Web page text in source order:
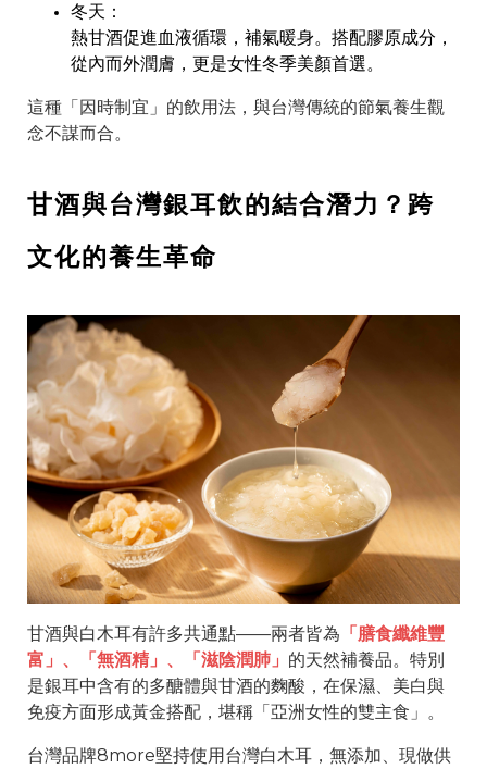
冬天：
熱甘酒促進血液循環，補氣暖身。搭配膠原成分，
從內而外潤膚，更是女性冬季美顏首選。
這種「因時制宜」的飲用法，與台灣傳統的節氣養生觀
念不謀而合。
甘酒與台灣銀耳飲的結合潛力？跨
文化的養生革命
甘酒與白木耳有許多共通點——兩者皆為 「膳食纖維豐
富」、「無酒精」、「滋陰潤肺」 的天然補養品。特別
是銀耳中含有的多醣體與甘酒的麴酸，在保濕、美白與
免疫方面形成黃金搭配，堪稱「亞洲女性的雙主食」。
台灣品牌8more堅持使用台灣白木耳，無添加、現做供